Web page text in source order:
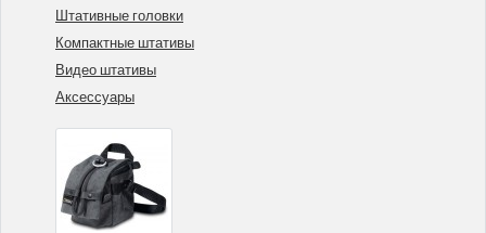
Штативные головки
Компактные штативы
Видео штативы
Аксессуары